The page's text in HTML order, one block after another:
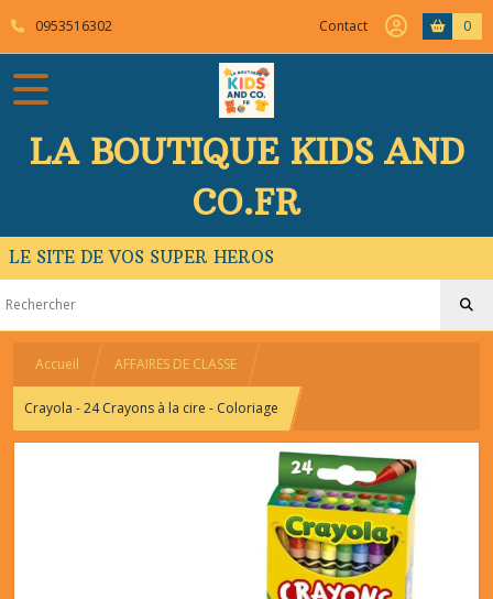
0953516302 Contact 0
LA BOUTIQUE KIDS AND
CO.FR
LE SITE DE VOS SUPER HEROS
Accueil AFFAIRES DE CLASSE
Crayola - 24 Crayons à la cire - Coloriage